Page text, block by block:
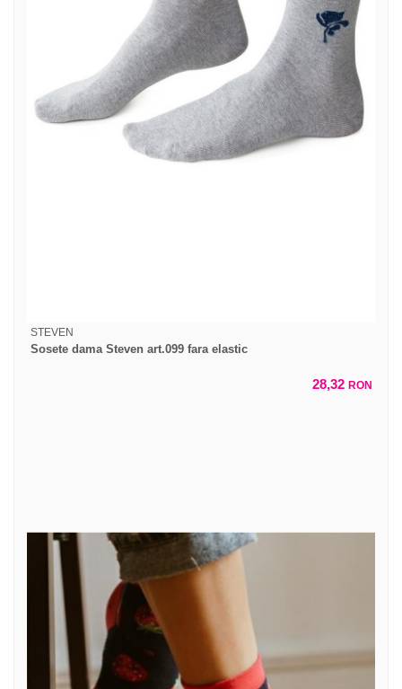
STEVEN
Sosete dama Steven art.099 fara elastic
28,32 RON